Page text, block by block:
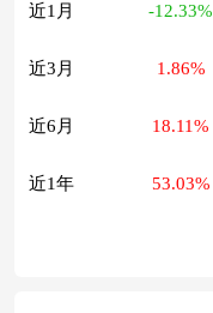
近1月 -12.33%
近3月 1.86%
近6月 18.11%
近1年 53.03%